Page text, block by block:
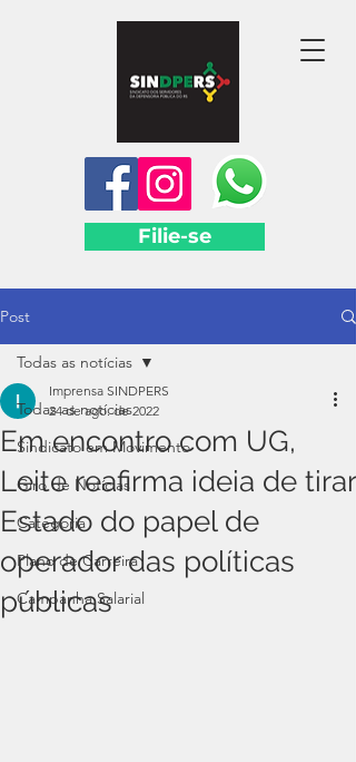
Filie-se
Post
Todas as notícias
Sindicato em Movimento
Giro de Notícias
Categoria
Plano de Carreira
Campanha Salarial
Todas as notícias
Em encontro com UG,
Leite reafirma ideia de tirar
Estado do papel de
operador das políticas
públicas
Imprensa SINDPERS
24 de ago. de 2022